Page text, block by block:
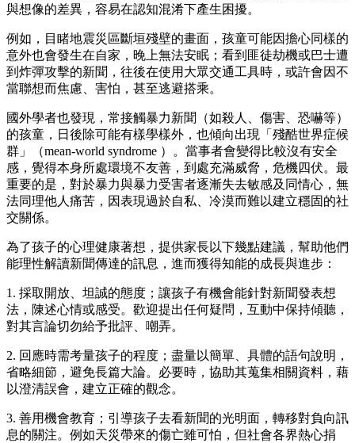
與想像的差異，容易在認知混淆下產生困擾。
例如，目睹地震災區斷垣殘壁的畫面，孩童可能因擔心同樣的
意外也會發生在自家，晚上無法安眠；看到匪徒劫機或巴士遭
到炸彈攻擊的新聞，往後在使用大眾交通工具時，或許會因不
當聯想而焦慮、害怕，甚至逃避搭乘。
國外學者也發現，常接觸暴力新聞（如殺人、傷害、恐嚇等）
的孩童，日後除可能有樣學樣外，也傾向出現「殘酷世界症候
群」（mean-world syndrome ）。當事者會變得比較沒有安全
感，覺得本身所處環境不友善，到處充滿威脅，危機四伏。最
重要的是，對於暴力與暴力受害者逐漸失去敏感及同情心，無
法同理他人痛苦，因表現過於自私、冷漠而難以建立穩固的社
交關係。
為了孩子的心理健康著想，提供家長以下幾點建議，幫助他們
能理性解讀新聞傳達的訊息，進而獲得知能的成長與進步：
1. 採取開放、坦誠的態度；讓孩子有機會能針對新聞發表想
法，陳述心情或感受。歡迎提出任何疑問，互動中保持傾聽，
對其言論切勿給予批評、嘲弄。
2. 回應時需考量孩子的程度；盡量以簡單、具體的語句說明，
省略細節，避免長篇大論。必要時，協助其蒐集相關資料，藉
以澄清誤會，建立正確的觀念。
3. 善用機會教育；引導孩子去看新聞的光明面，轉移對負向訊
息的關注。例如天災帶來的傷亡雖可怕，但社會各界熱心捐